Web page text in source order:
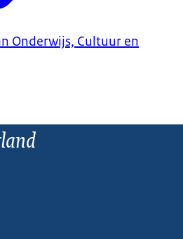
Onderwijs, Cultuur en